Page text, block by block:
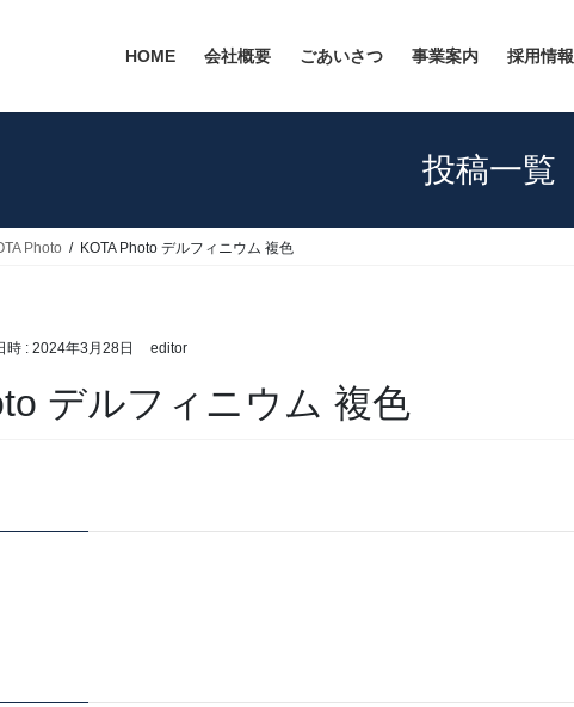
HOME 会社概要 ごあいさつ 事業案内 採用情報
投稿一覧
Photo KOTA Photo デルフィニウム 複色
時 : 2024年3月28日 editor
デルフィニウム 複色